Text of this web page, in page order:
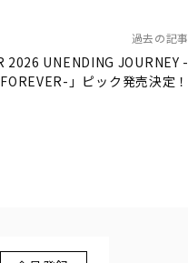
過去の記事
2026 UNENDING JOURNEY -
FOREVER-」ピック発売決定！